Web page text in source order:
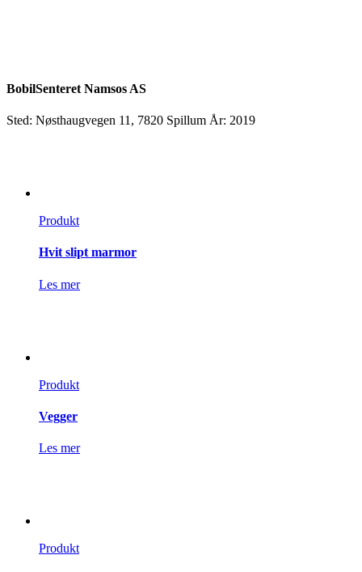
BobilSenteret Namsos AS
Sted: Nøsthaugvegen 11, 7820 Spillum År: 2019
Produkt
Hvit slipt marmor
Les mer
Produkt
Vegger
Les mer
Produkt